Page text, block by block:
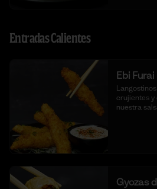
Entradas Calientes
Ebi Furai
crujientes y
nuestra
Gyozas